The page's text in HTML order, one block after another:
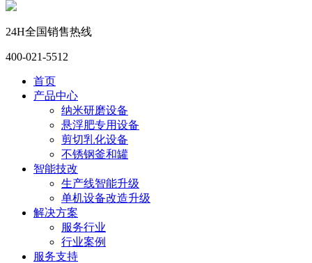
24H全国销售热线
400-021-5512
首页
产品中心
纳米研磨设备
悬浮肥专用设备
剪切乳化设备
不锈钢釜和罐
智能技改
生产线智能升级
单机设备改造升级
解决方案
服务行业
行业案例
服务支持